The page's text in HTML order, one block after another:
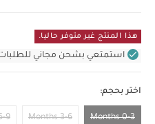
هذا المنتج غير متوفر حاليا.
استمتعي بشحن مجاني للطلبات غير
اختر بحجم:
0-3 Months
3-6 Months
Months